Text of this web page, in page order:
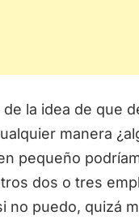
la idea de que
manera
pequeño
dos o tres
no puedo, quizá